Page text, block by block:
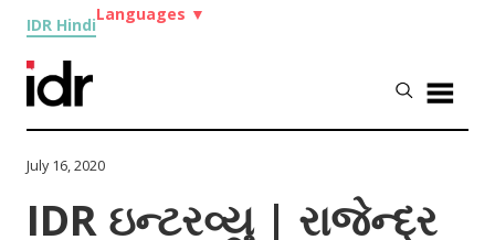
IDR Hindi
Languages ▼
July 16, 2020
IDR ઇન્ટરવ્યુ | રાજેન્દ્ર